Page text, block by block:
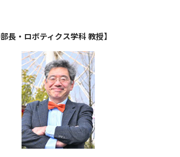
長 ・ ロボティクス学科 教授】